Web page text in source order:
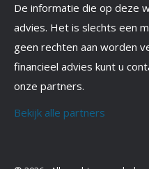
De informatie die op deze
advies. Het is slechts een
geen rechten aan worden
financieel advies kunt u
onze partners.
Bekijk alle partners